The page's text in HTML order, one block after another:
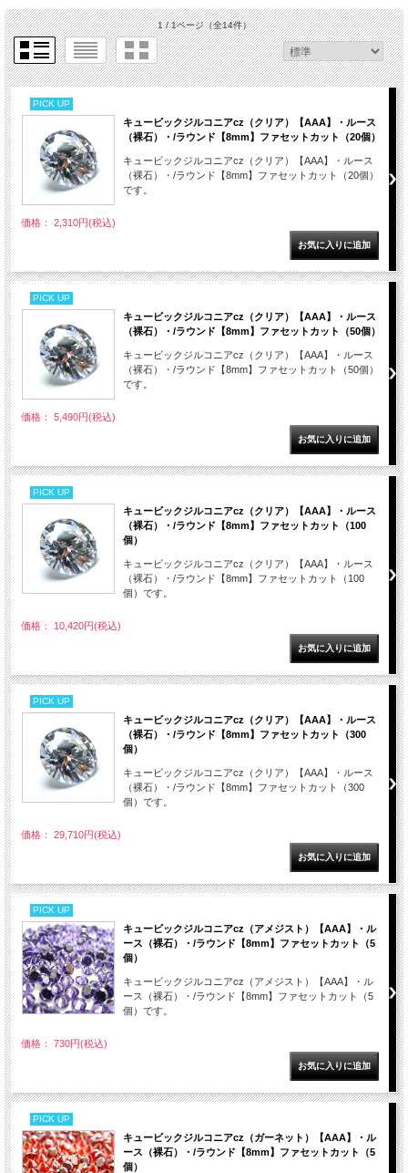
1 / 1ページ（全14件）
PICK UP
キュービックジルコニアcz（クリア）【AAA】・ルース
（裸石）・/ラウンド【8mm】ファセットカット（20個）
キュービックジルコニアcz（クリア）【AAA】・ルース
（裸石）・/ラウンド【8mm】ファセットカット（20個）
です。
価格： 2,310円(税込)
PICK UP
キュービックジルコニアcz（クリア）【AAA】・ルース
（裸石）・/ラウンド【8mm】ファセットカット（50個）
キュービックジルコニアcz（クリア）【AAA】・ルース
（裸石）・/ラウンド【8mm】ファセットカット（50個）
です。
価格： 5,490円(税込)
PICK UP
キュービックジルコニアcz（クリア）【AAA】・ルース
（裸石）・/ラウンド【8mm】ファセットカット（100
個）
キュービックジルコニアcz（クリア）【AAA】・ルース
（裸石）・/ラウンド【8mm】ファセットカット（100
個）です。
価格： 10,420円(税込)
PICK UP
キュービックジルコニアcz（クリア）【AAA】・ルース
（裸石）・/ラウンド【8mm】ファセットカット（300
個）
キュービックジルコニアcz（クリア）【AAA】・ルース
（裸石）・/ラウンド【8mm】ファセットカット（300
個）です。
価格： 29,710円(税込)
PICK UP
キュービックジルコニアcz（アメジスト）【AAA】・ル
ース（裸石）・/ラウンド【8mm】ファセットカット（5
個）
キュービックジルコニアcz（アメジスト）【AAA】・ル
ース（裸石）・/ラウンド【8mm】ファセットカット（5
個）です。
価格： 730円(税込)
PICK UP
キュービックジルコニアcz（ガーネット）【AAA】・ル
ース（裸石）・/ラウンド【8mm】ファセットカット（5
個）